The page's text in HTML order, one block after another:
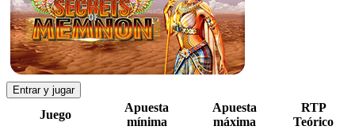
Entrar y jugar
Juego
Apuesta
mínima
Apuesta
máxima
RTP
Teórico